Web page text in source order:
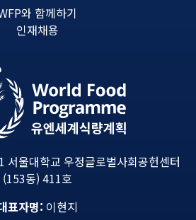
와 함께하기
인재채용
서울대학교 우정글로벌사회공헌센터
(153동) 411호
표자명: 이현지